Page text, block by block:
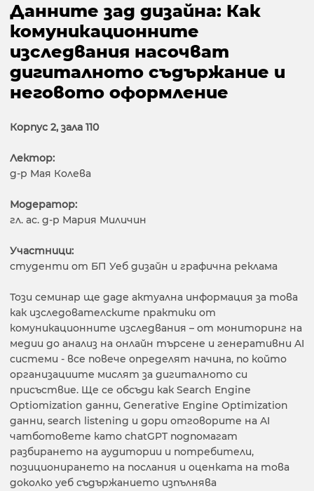
Данните зад дизайна: Как
комуникационните
изследвания насочват
дигиталното съдържание и
неговото оформление
Корпус 2, зала 110
Лектор:
д-р Мая Колева
Модератор:
гл. ас. д-р Мария Миличин
Участници:
студенти от БП Уеб дизайн и графична реклама
Този семинар ще даде актуална информация за това
как изследователските практики от
комуникационните изследвания – от мониторинг на
медии до анализ на онлайн търсене и генеративни AI
системи - все повече определят начина, по който
организациите мислят за дигиталното си
присъствие. Ще се обсъди как Search Engine
Optiomization данни, Generative Engine Optimization
данни, search listening и дори отговорите на AI
чатботовете като chatGPT подпомагат
разбирането на аудитории и потребители,
позиционирането на послания и оценката на това
доколко уеб съдържанието изпълнява